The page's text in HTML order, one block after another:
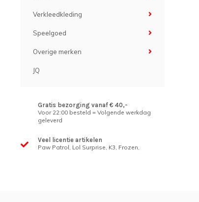
Verkleedkleding
Speelgoed
Overige merken
JQ
Gratis bezorging vanaf € 40,-
Voor 22:00 besteld = Volgende werkdag
geleverd
Veel licentie artikelen
Paw Patrol, Lol Surprise, K3, Frozen,